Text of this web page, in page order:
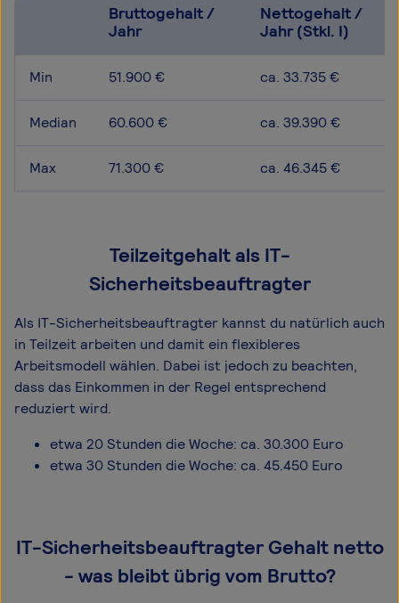
Bruttogehalt /
Jahr
Nettogehalt /
Jahr (Stkl. I)
Min 51.900 € ca. 33.735 €
Median 60.600 € ca. 39.390 €
Max 71.300 € ca. 46.345 €
Teilzeitgehalt als IT-
Sicherheitsbeauftragter
Als IT-Sicherheitsbeauftragter kannst du natürlich auch
in Teilzeit arbeiten und damit ein flexibleres
Arbeitsmodell wählen. Dabei ist jedoch zu beachten,
dass das Einkommen in der Regel entsprechend
reduziert wird.
etwa 20 Stunden die Woche: ca. 30.300 Euro
etwa 30 Stunden die Woche: ca. 45.450 Euro
IT-Sicherheitsbeauftragter Gehalt netto
- was bleibt übrig vom Brutto?